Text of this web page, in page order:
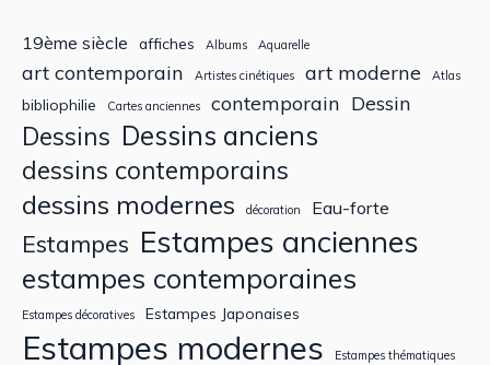
19ème siècle affiches Albums Aquarelle
art contemporain Artistes cinétiques art moderne Atlas
bibliophilie Cartes anciennes contemporain Dessin
Dessins Dessins anciens
dessins contemporains
dessins modernes décoration Eau-forte
Estampes Estampes anciennes
estampes contemporaines
Estampes décoratives Estampes Japonaises
Estampes modernes Estampes thématiques